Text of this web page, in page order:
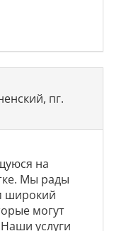
пг.
на
Мы рады
широкий
могут
услуги